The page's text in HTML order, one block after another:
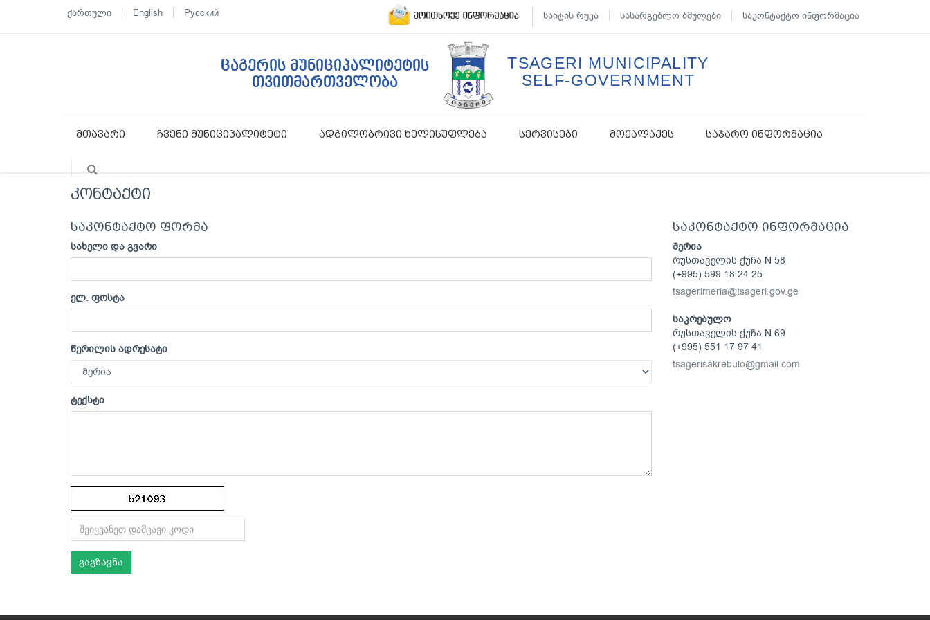
ქართული English Русский საიტის რუკა სასარგებლო ბმულები საკონტაქტო ინფორმაცია
ცაგერის მუნიციპალიტეტის
თვითმართველობა
TSAGERI MUNICIPALITY
SELF-GOVERNMENT
მთავარი ჩვენი მუნიციპალიტეტი ადგილობრივი ხელისუფლება სერვისები მოქალაქეს საჯარო ინფორმაცია
კონტაქტი
საკონტაქტო ფორმა
სახელი და გვარი
ელ. ფოსტა
წერილის ადრესატი
ტექსტი
გაგზავნა
საკონტაქტო ინფორმაცია
მერია
რუსთაველის ქუჩა N 58
(+995) 599 18 24 25
tsagerimeria@tsageri.gov.ge
საკრებულო
რუსთაველის ქუჩა N 69
(+995) 551 17 97 41
tsagerisakrebulo@gmail.com